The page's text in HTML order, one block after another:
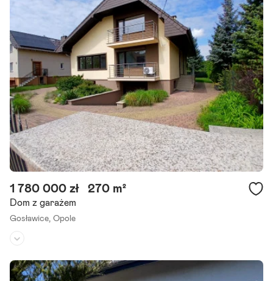
Powierzchnia działki: 7 m²
Szanowni Państwo, zapraszamy do zapoznania się z ofertą sprzeda
ży nowoczesnego domu, wykończonego w wysokim standardzie. Ni
eruchomość o łącznej powierzchni 165 m2 ? mieszkalna 112 m2,.
Szczegóły ogłoszenia
Dom z garażem
Gosławice, Opole
1 780 000 zł 270 m²
Liczba pokoi:7